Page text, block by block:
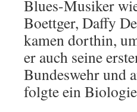
Blues-Musiker
Boettger, Daffy
kamen dorthin,
er auch seine
Bundeswehr und
folgte ein